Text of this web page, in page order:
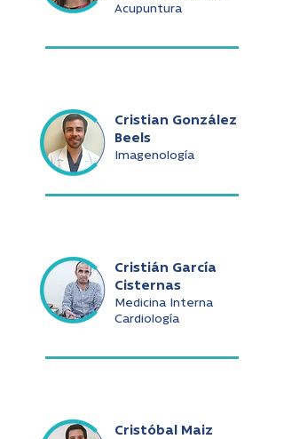
Acupuntura
Cristian González
Beels
Imagenología
Cristián García
Cisternas
Medicina Interna
Cardiología
Cristóbal Maiz